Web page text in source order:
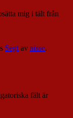
mig i tält från
Segtav nisse.
fält är